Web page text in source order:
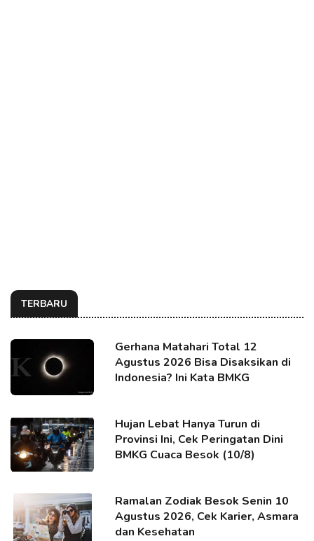
TERBARU
Gerhana Matahari Total 12
Agustus 2026 Bisa Disaksikan di
Indonesia? Ini Kata BMKG
Hujan Lebat Hanya Turun di
Provinsi Ini, Cek Peringatan Dini
BMKG Cuaca Besok (10/8)
Ramalan Zodiak Besok Senin 10
Agustus 2026, Cek Karier, Asmara
dan Kesehatan